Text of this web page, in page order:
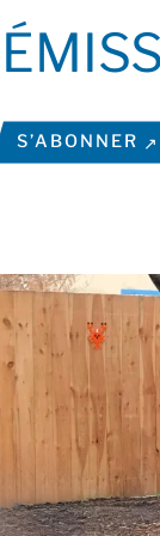
S’ABONNER